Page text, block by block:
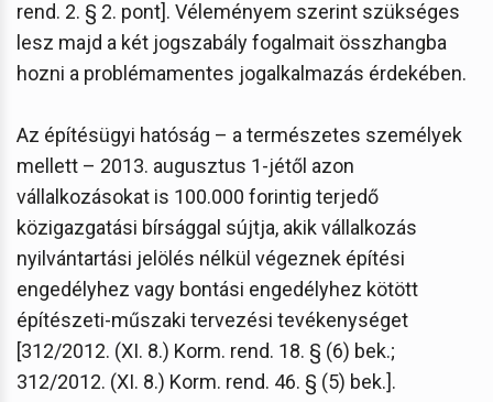
rend. 2. § 2. pont]. Véleményem szerint szükséges
lesz majd a két jogszabály fogalmait összhangba
hozni a problémamentes jogalkalmazás érdekében.
Az építésügyi hatóság – a természetes személyek
mellett – 2013. augusztus 1-jétől azon
vállalkozásokat is 100.000 forintig terjedő
közigazgatási bírsággal sújtja, akik vállalkozás
nyilvántartási jelölés nélkül végeznek építési
engedélyhez vagy bontási engedélyhez kötött
építészeti-műszaki tervezési tevékenységet
[312/2012. (XI. 8.) Korm. rend. 18. § (6) bek.;
312/2012. (XI. 8.) Korm. rend. 46. § (5) bek.].